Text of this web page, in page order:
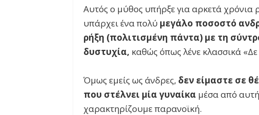
Αυτός ο μύθος υπήρξε για αρκετά χρόνια
υπάρχει ένα πολύ μεγάλο ποσοστό
ρήξη (πολιτισμένη πάντα) με τη
δυστυχία, καθώς όπως λένε κλασσικά «Δε
Όμως εμείς ως άνδρες, δεν είμαστε σε
που στέλνει μία γυναίκα μέσα από
χαρακτηρίζουμε παρανοϊκή.